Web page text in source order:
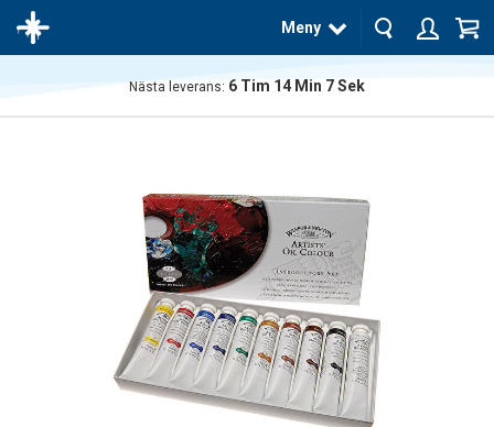
Meny
Nästa leverans: 6 Tim 14 Min 6Sek